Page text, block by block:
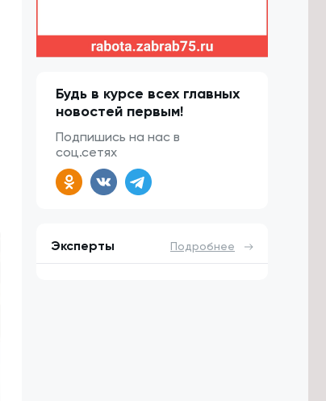
Будь в курсе всех главных
новостей первым!
Подпишись на нас в
соц.сетях
Эксперты Подробнее